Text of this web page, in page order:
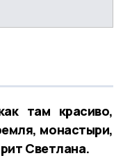
там красиво,
монастыри,
Светлана.